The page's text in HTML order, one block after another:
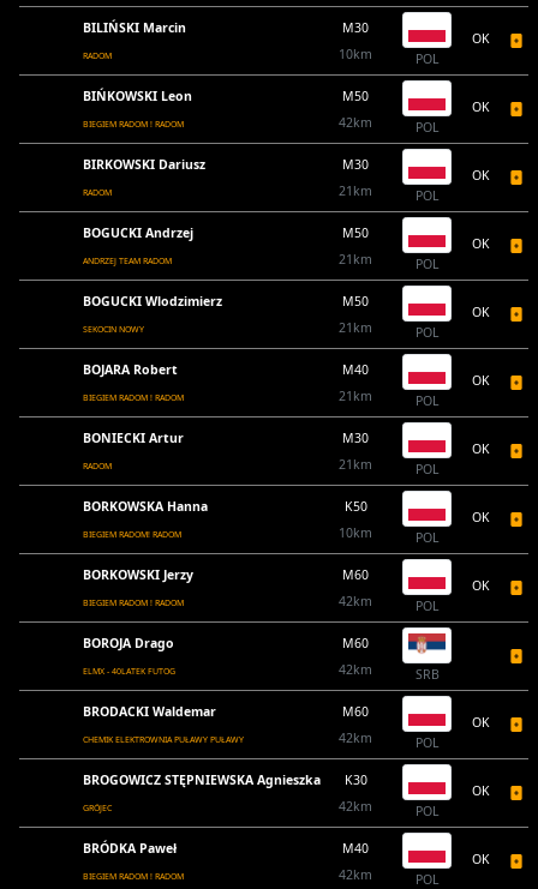
BILIŃSKI Marcin
RADOM
M30
10km
POL
OK
BIŃKOWSKI Leon
BIEGIEM RADOM ! RADOM
M50
42km
POL
OK
BIRKOWSKI Dariusz
RADOM
M30
21km
POL
OK
BOGUCKI Andrzej
ANDRZEJ TEAM RADOM
M50
21km
POL
OK
BOGUCKI Wlodzimierz
SEKOCIN NOWY
M50
21km
POL
OK
BOJARA Robert
BIEGIEM RADOM ! RADOM
M40
21km
POL
OK
BONIECKI Artur
RADOM
M30
21km
POL
OK
BORKOWSKA Hanna
BIEGIEM RADOM! RADOM
K50
10km
POL
OK
BORKOWSKI Jerzy
BIEGIEM RADOM ! RADOM
M60
42km
POL
OK
BOROJA Drago
ELMX - 40LATEK FUTOG
M60
42km
SRB
BRODACKI Waldemar
CHEMIK ELEKTROWNIA PUŁAWY PUŁAWY
M60
42km
POL
OK
BROGOWICZ STĘPNIEWSKA Agnieszka
GRÓJEC
K30
42km
POL
OK
BRÓDKA Paweł
BIEGIEM RADOM ! RADOM
M40
42km
POL
OK